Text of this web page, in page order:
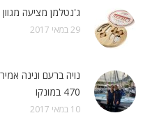
ג'נטלמן מציעה
29 במאי 2017
נויה ברעם ונינה
470 במונקו
10 במאי 2017